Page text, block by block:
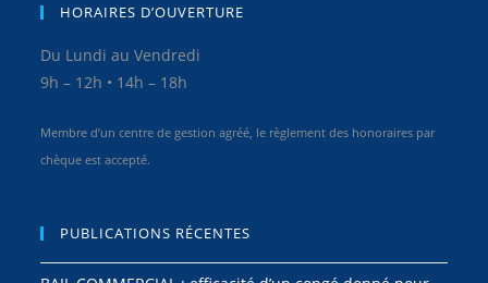
HORAIRES D’OUVERTURE
Du Lundi au Vendredi
9h – 12h • 14h – 18h
Membre d’un centre de gestion agréé, le règlement des honoraires par
chèque est accepté.
PUBLICATIONS RÉCENTES